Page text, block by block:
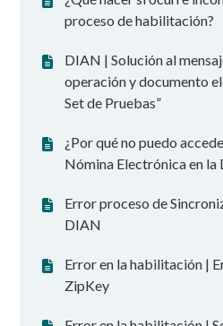
proceso de habilitación?
DIAN | Solución al
operación y documento
Set de Pruebas”
¿Por qué no puedo
Nómina Electrónica en la
Error proceso de
DIAN
Error en la habilitación |
ZipKey